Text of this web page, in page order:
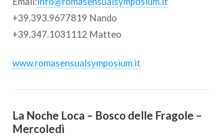
+39.393.9677819 Nando
+39.347.1031112 Matteo
www.romasensualsymposium.it
La Noche Loca – Bosco delle Fragole –
Mercoledì